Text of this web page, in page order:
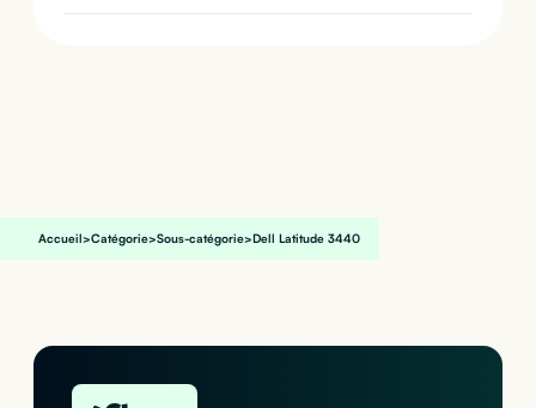
Accueil>Catégorie>Sous-catégorie>Dell Latitude 3440